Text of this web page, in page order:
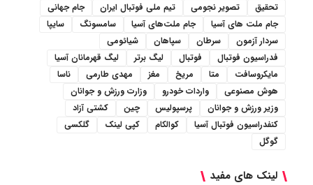
تحقیق
تصویر نجومی تیم ملی فوتبال ایران
جام جهانی
جام ملت های آسیا
جام ملت‌های آسیا سامسونگ
سایپا
سردار آزمون
سرطان سپاهان
شیائومی
فدراسیون فوتبال
فوتبال لیگ برتر
لیگ قهرمانان آسیا
مایکروسافت
متا مریخ مغز مهدی طارمی
ناسا
هوش مصنوعی
واردات خودرو
وزارت ورزش و جوانان
وزیر ورزش و جوانان
پرسپولیس چین
کشتی آزاد
کنفدراسیون فوتبال آسیا
کوالکام کپی لینک
گلکسی
گوگل
لینک های مفید